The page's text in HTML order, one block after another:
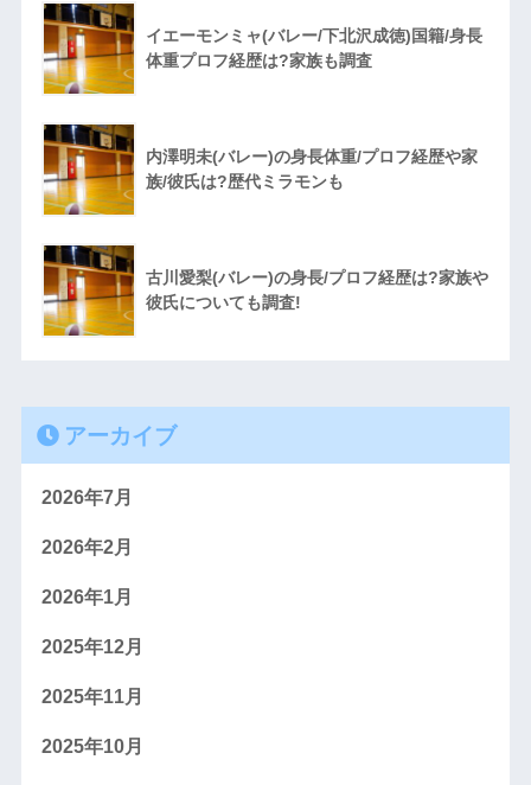
イエーモンミャ(バレー/下北沢成徳)国籍/身長
体重プロフ経歴は?家族も調査
内澤明未(バレー)の身長体重/プロフ経歴や家
族/彼氏は?歴代ミラモンも
古川愛梨(バレー)の身長/プロフ経歴は?家族や
彼氏についても調査!
アーカイブ
2026年7月
2026年2月
2026年1月
2025年12月
2025年11月
2025年10月